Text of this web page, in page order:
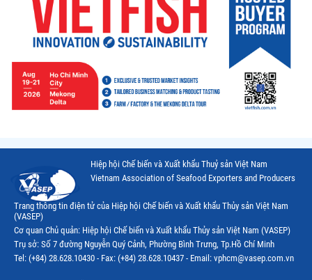
Hiệp hội Chế biến và Xuất khẩu Thuỷ sản Việt Nam
Vietnam Association of Seafood Exporters and Producers
Trang thông tin điện tử của Hiệp hội Chế biến và Xuất khẩu Thủy sản Việt Nam
(VASEP)
Cơ quan Chủ quản: Hiệp hội Chế biến và Xuất khẩu Thủy sản Việt Nam (VASEP)
Trụ sở: Số 7 đường Nguyễn Quý Cảnh, Phường Bình Trưng, Tp.Hồ Chí Minh
Tel: (+84) 28.628.10430 - Fax: (+84) 28.628.10437 - Email: vphcm@vasep.com.vn